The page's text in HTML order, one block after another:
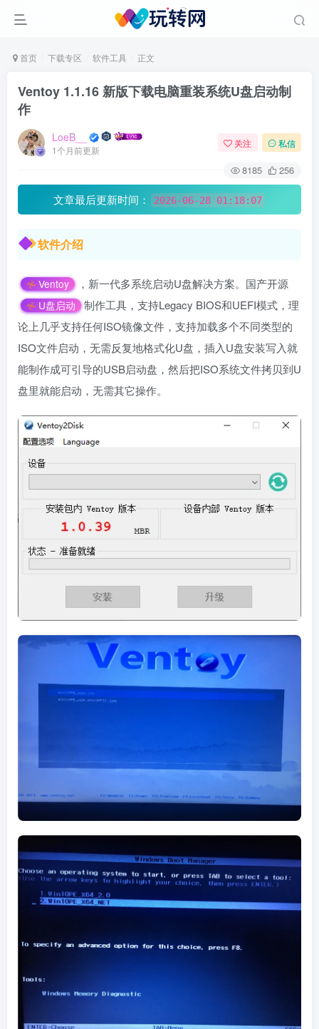
首页 下载专区 软件工具 正文
Ventoy 1.1.16 新版下载电脑重装系统U盘启动制
作
LoeB__
1个月前更新
关注 私信
8185 256
文章最后更新时间： 2026-06-28 01:18:07
软件介绍
Ventoy ，新一代多系统启动U盘解决方案。国产开源
U盘启动
制作工具，支持Legacy BIOS和UEFI模式，理
论上几乎支持任何ISO镜像文件，支持加载多个不同类型的
ISO文件启动，无需反复地格式化U盘，插入U盘安装写入就
能制作成可引导的USB启动盘，然后把ISO系统文件拷贝到U
盘里就能启动，无需其它操作。